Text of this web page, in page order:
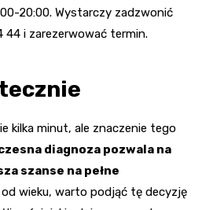
20:00. Wystarczy zadzwonić
i zarezerwować termin.
kilka minut, ale znaczenie tego
diagnoza pozwala na
szanse na pełne
od wieku, warto podjąć tę decyzję